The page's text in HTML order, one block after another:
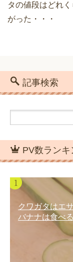
タの値段はどれ
がった・・・
記事検索
PV数ランキ
クワガタはエ
バナナは食べ